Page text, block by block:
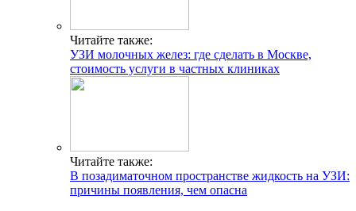
Читайте также:
УЗИ молочных желез: где сделать в Москве,
стоимость услуги в частных клиниках
Читайте также:
В позадиматочном пространстве жидкость на УЗИ:
причины появления, чем опасна